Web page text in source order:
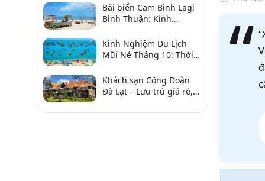
Bãi biển Cam Bình Lagi
Bình Thuận: Kinh
sản, điểm gần
Kinh Nghiệm Du Lịch
Mũi Né Tháng 10: Thời
Khách sạn Công Đoàn
Đà Lạt – Lưu trú giá rẻ,
Hương